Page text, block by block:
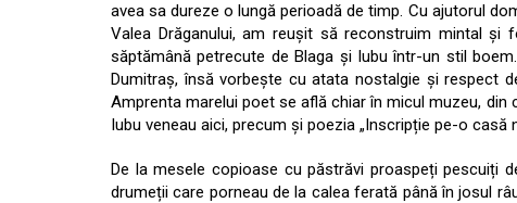
avea sa dureze o lungă perioadă de timp. Cu ajutorul
Valea Drăganului, am reușit să reconstruim mintal
săptămână petrecute de Blaga și Iubu într-un stil
Dumitraș, însă vorbește cu atata nostalgie și respect
Amprenta marelui poet se află chiar în micul muzeu,
Iubu veneau aici, precum și poezia „Inscripție pe-o casă
De la mesele copioase cu păstrăvi proaspeți pescuiți
drumeții care porneau de la calea ferată până în josul